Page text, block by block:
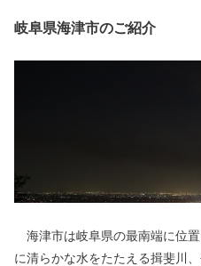
岐阜県海津市のご紹介
海津市は岐阜県の最南端に位
に清らかな水をたたえる揖斐川